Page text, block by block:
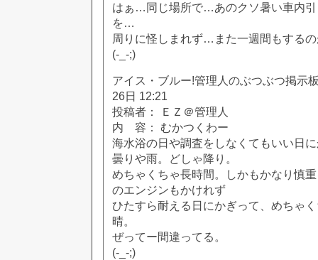
はぁ…同じ場所で…あのクソ暑い車内引
を…
周りに怪しまれず…また一週間もする
(-_-;)
アイス・ブルー!管理人のぶつぶつ掲示
26日 12:21
投稿者： ＥＺ＠管理人
内 容： むかつくわー
海水浴の日や調査をしなくてもいい日
曇りや雨。どしゃ降り。
めちゃくちゃ長時間。しかもかなり慎
のエンジンもかけれず
ひたすら耐える日にかぎって、めちゃ
晴。
ぜってー間違ってる。
(-_-;)